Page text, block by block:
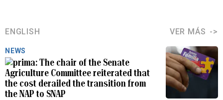
ENGLISH VER MÁS
NEWS
The chair of the Senate
Agriculture Committee reiterated that
the cost derailed the transition from
the NAP to SNAP